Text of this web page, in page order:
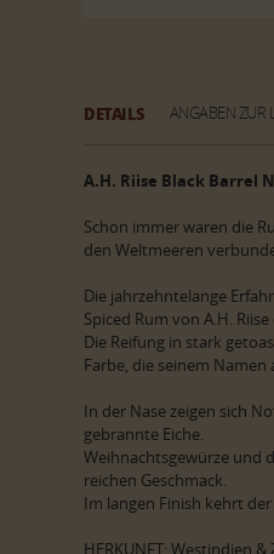
DETAILS ANGABEN ZUR
A.H. Riise Black Barrel
Schon immer waren die
den Weltmeeren
Die jahrzehntelange
Spiced Rum von A.H.
Die Reifung in stark
Farbe, die seinem Namen
In der Nase zeigen sich
gebrannte Eiche.
Weihnachtsgewürze und
reichen Geschmack.
Im langen Finish kehrt
HERKUNFT: Westindien